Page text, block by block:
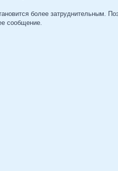
более затруднительным.
сообщение.